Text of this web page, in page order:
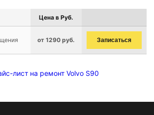
Цена в Руб.
от 1290 руб. Записаться
лист на ремонт Volvo S90